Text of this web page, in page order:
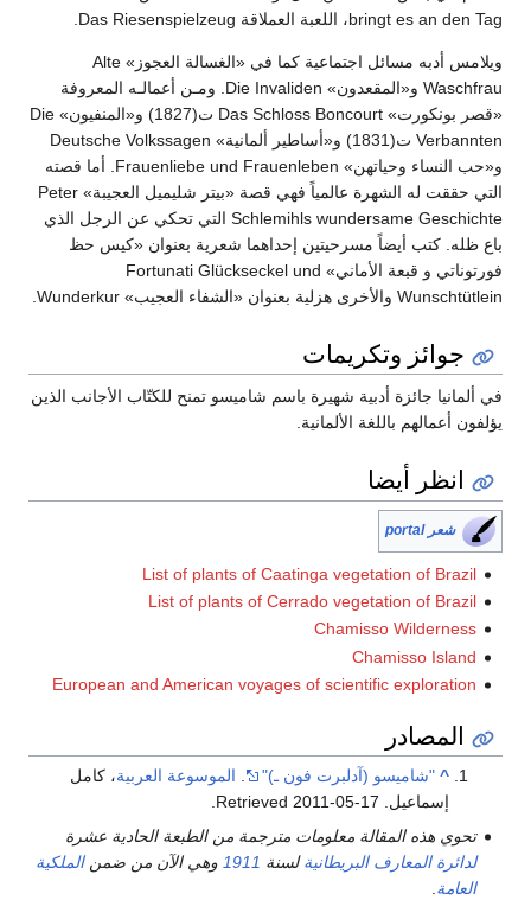
bringt es an den Tag، اللعبة العملاقة Das Riesenspielzeug.
ويلامس أدبه مسائل اجتماعية كما في «الغسالة العجوز» Alte
Waschfrau و«المقعدون» Die Invaliden. ومـن أعمالـه المعروفة
«قصر بونكورت» Das Schloss Boncourt ت(1827) و«المنفيون» Die
Verbannten ت(1831) و«أساطير ألمانية» Deutsche Volkssagen
و«حب النساء وحياتهن» Frauenliebe und Frauenleben. أما قصته
التي حققت له الشهرة عالمياً فهي قصة «بيتر شليميل العجيبة» Peter
Schlemihls wundersame Geschichte التي تحكي عن الرجل الذي
باع ظله. كتب أيضاً مسرحيتين إحداهما شعرية بعنوان «كيس حظ
فورتوناتي و قبعة الأماني» Fortunati Glückseckel und
Wunschtütlein والأخرى هزلية بعنوان «الشفاء العجيب» Wunderkur.
جوائز وتكريمات
في ألمانيا جائزة أدبية شهيرة باسم شاميسو تمنح للكتّاب الأجانب الذين
يؤلفون أعمالهم باللغة الألمانية.
انظر أيضا
شعر portal
List of plants of Caatinga vegetation of Brazil
List of plants of Cerrado vegetation of Brazil
Chamisso Wilderness
Chamisso Island
European and American voyages of scientific exploration
المصادر
^ "شاميسو (آدلبرت فون ـ)" . الموسوعة العربية، كامل
إسماعيل. Retrieved
2011-05-17
.
تحوي هذه المقالة معلومات مترجمة من الطبعة الحادية عشرة
لدائرة المعارف البريطانيةلسنة 1911 وهي الآن من ضمنالملكية
العامة.